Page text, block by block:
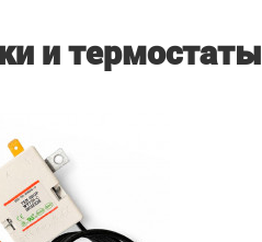
и термостаты